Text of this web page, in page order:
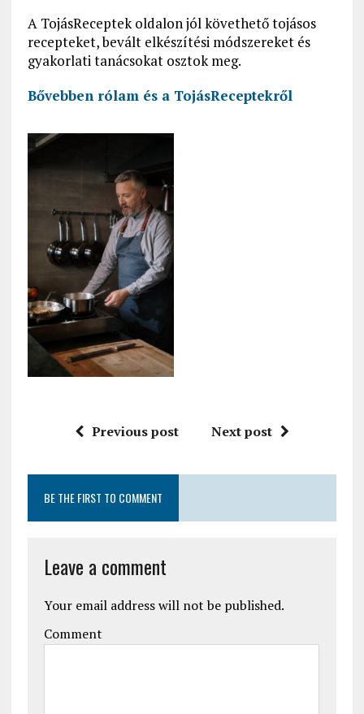
A TojásReceptek oldalon jól követhető tojásos
recepteket, bevált elkészítési módszereket és
gyakorlati tanácsokat osztok meg.
Bővebben rólam és a TojásReceptekről
Previous post Next post
BE THE FIRST TO COMMENT
Leave a comment
Your email address will not be published.
Comment